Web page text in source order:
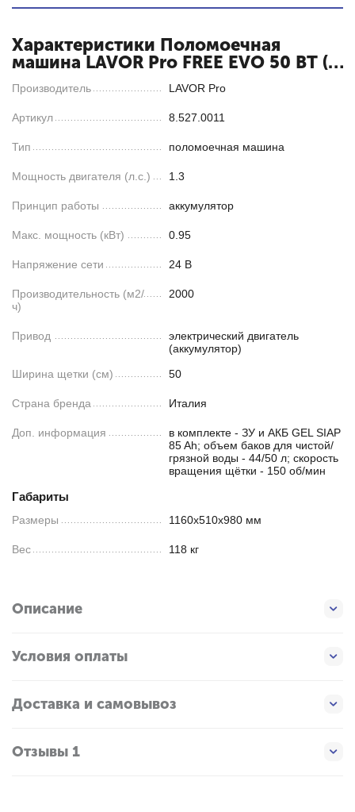
Характеристики Поломоечная
машина LAVOR Pro FREE EVO 50 BT (с
З/У и АКБ GEL SIAP емкостью 85 Ah)
Производитель LAVOR Pro
Артикул 8.527.0011
Тип поломоечная машина
Мощность двигателя (л.с.) 1.3
Принцип работы аккумулятор
Макс. мощность (кВт) 0.95
Напряжение сети 24 В
Производительность (м2/
ч)
2000
Привод
электрический двигатель
(аккумулятор)
Ширина щетки (см)
50
Страна бренда Италия
Доп. информация
в комплекте - ЗУ и АКБ GEL SIAP
85 Ah; объем баков для чистой/
грязной воды - 44/50 л; скорость
вращения щётки - 150 об/мин
Габариты
Размеры 1160х510х980 мм
Вес 118 кг
Описание
Условия оплаты
Доставка и самовывоз
Отзывы 1